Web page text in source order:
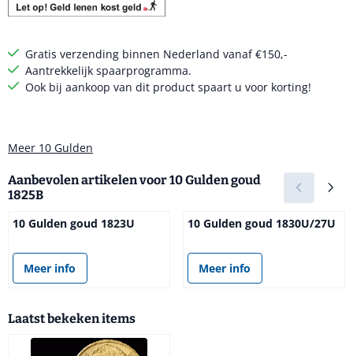
Gratis verzending binnen Nederland vanaf €150,-
Aantrekkelijk spaarprogramma.
Ook bij aankoop van dit product spaart u voor korting!
Meer 10 Gulden
Aanbevolen artikelen voor10 Gulden goud
1825B
10 Gulden goud 1823U
Prijs niet zichtbaar
Meer info
10 Gulden goud 1830U/27U
Prijs niet zichtbaar
Meer info
Laatst bekeken items